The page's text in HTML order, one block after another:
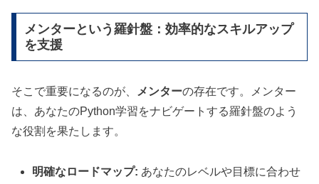
メンターという羅針盤：効率的なスキルアップ
を支援
そこで重要になるのが、 メンターの存在です。メンター
は、あなたのPython学習をナビゲートする羅針盤のよう
な役割を果たします。
明確なロードマップ: あなたのレベルや目標に合わせ